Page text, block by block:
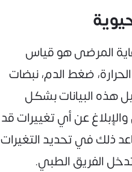
المرضى هو قياس
ضغط الدم، نبضات
هذه البيانات بشكل
عن أي تغييرات قد
ذلك في تحديد التغيرات
الفريق الطبي.